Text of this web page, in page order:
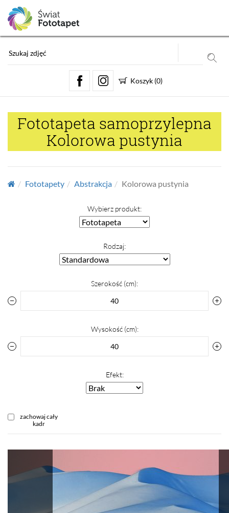
Koszyk (0)
Fototapeta samoprzylepna
Kolorowa pustynia
Fototapety Abstrakcja Kolorowa pustynia
Wybierz produkt:
Rodzaj:
Szerokość (cm):
Wysokość (cm):
Efekt:
zachowaj cały
kadr